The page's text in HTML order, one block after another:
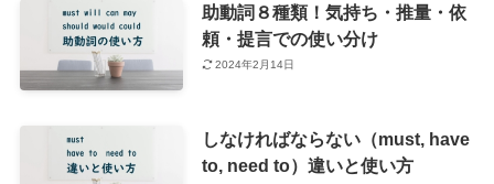
助動詞８種類！気持ち・推量・依
頼・提言での使い分け
2024年2月14日
しなければならない（must, have
to, need to）違いと使い方